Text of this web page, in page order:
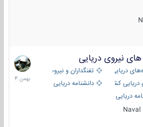
نیروی دریایی
دریایی
تفنگداران و نیروهای ویژه‌ی دریایی
کشورهای مختلفدانشنامه دریایی
دریایی کپی
22
بهمن
1404